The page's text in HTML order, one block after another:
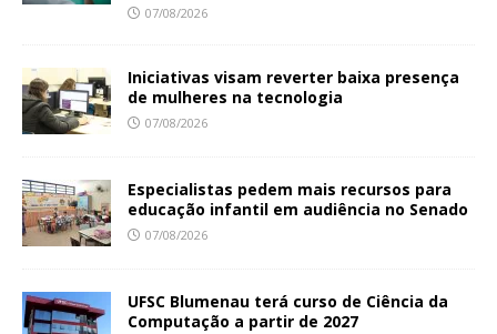
07/08/2026
Iniciativas visam reverter baixa presença
de mulheres na tecnologia
07/08/2026
Especialistas pedem mais recursos para
educação infantil em audiência no Senado
07/08/2026
UFSC Blumenau terá curso de Ciência da
Computação a partir de 2027